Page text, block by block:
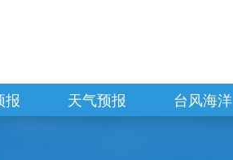
报 天气预报 台风海洋